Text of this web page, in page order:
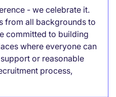
- we celebrate it.
from all backgrounds to
committed to building
where everyone can
or reasonable
process,